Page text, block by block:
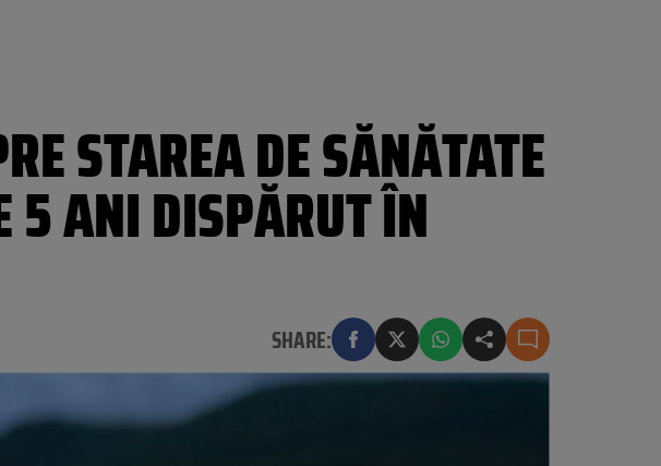
STAREA DE SĂNĂTATE
5 ANI DISPĂRUT ÎN
SHARE: